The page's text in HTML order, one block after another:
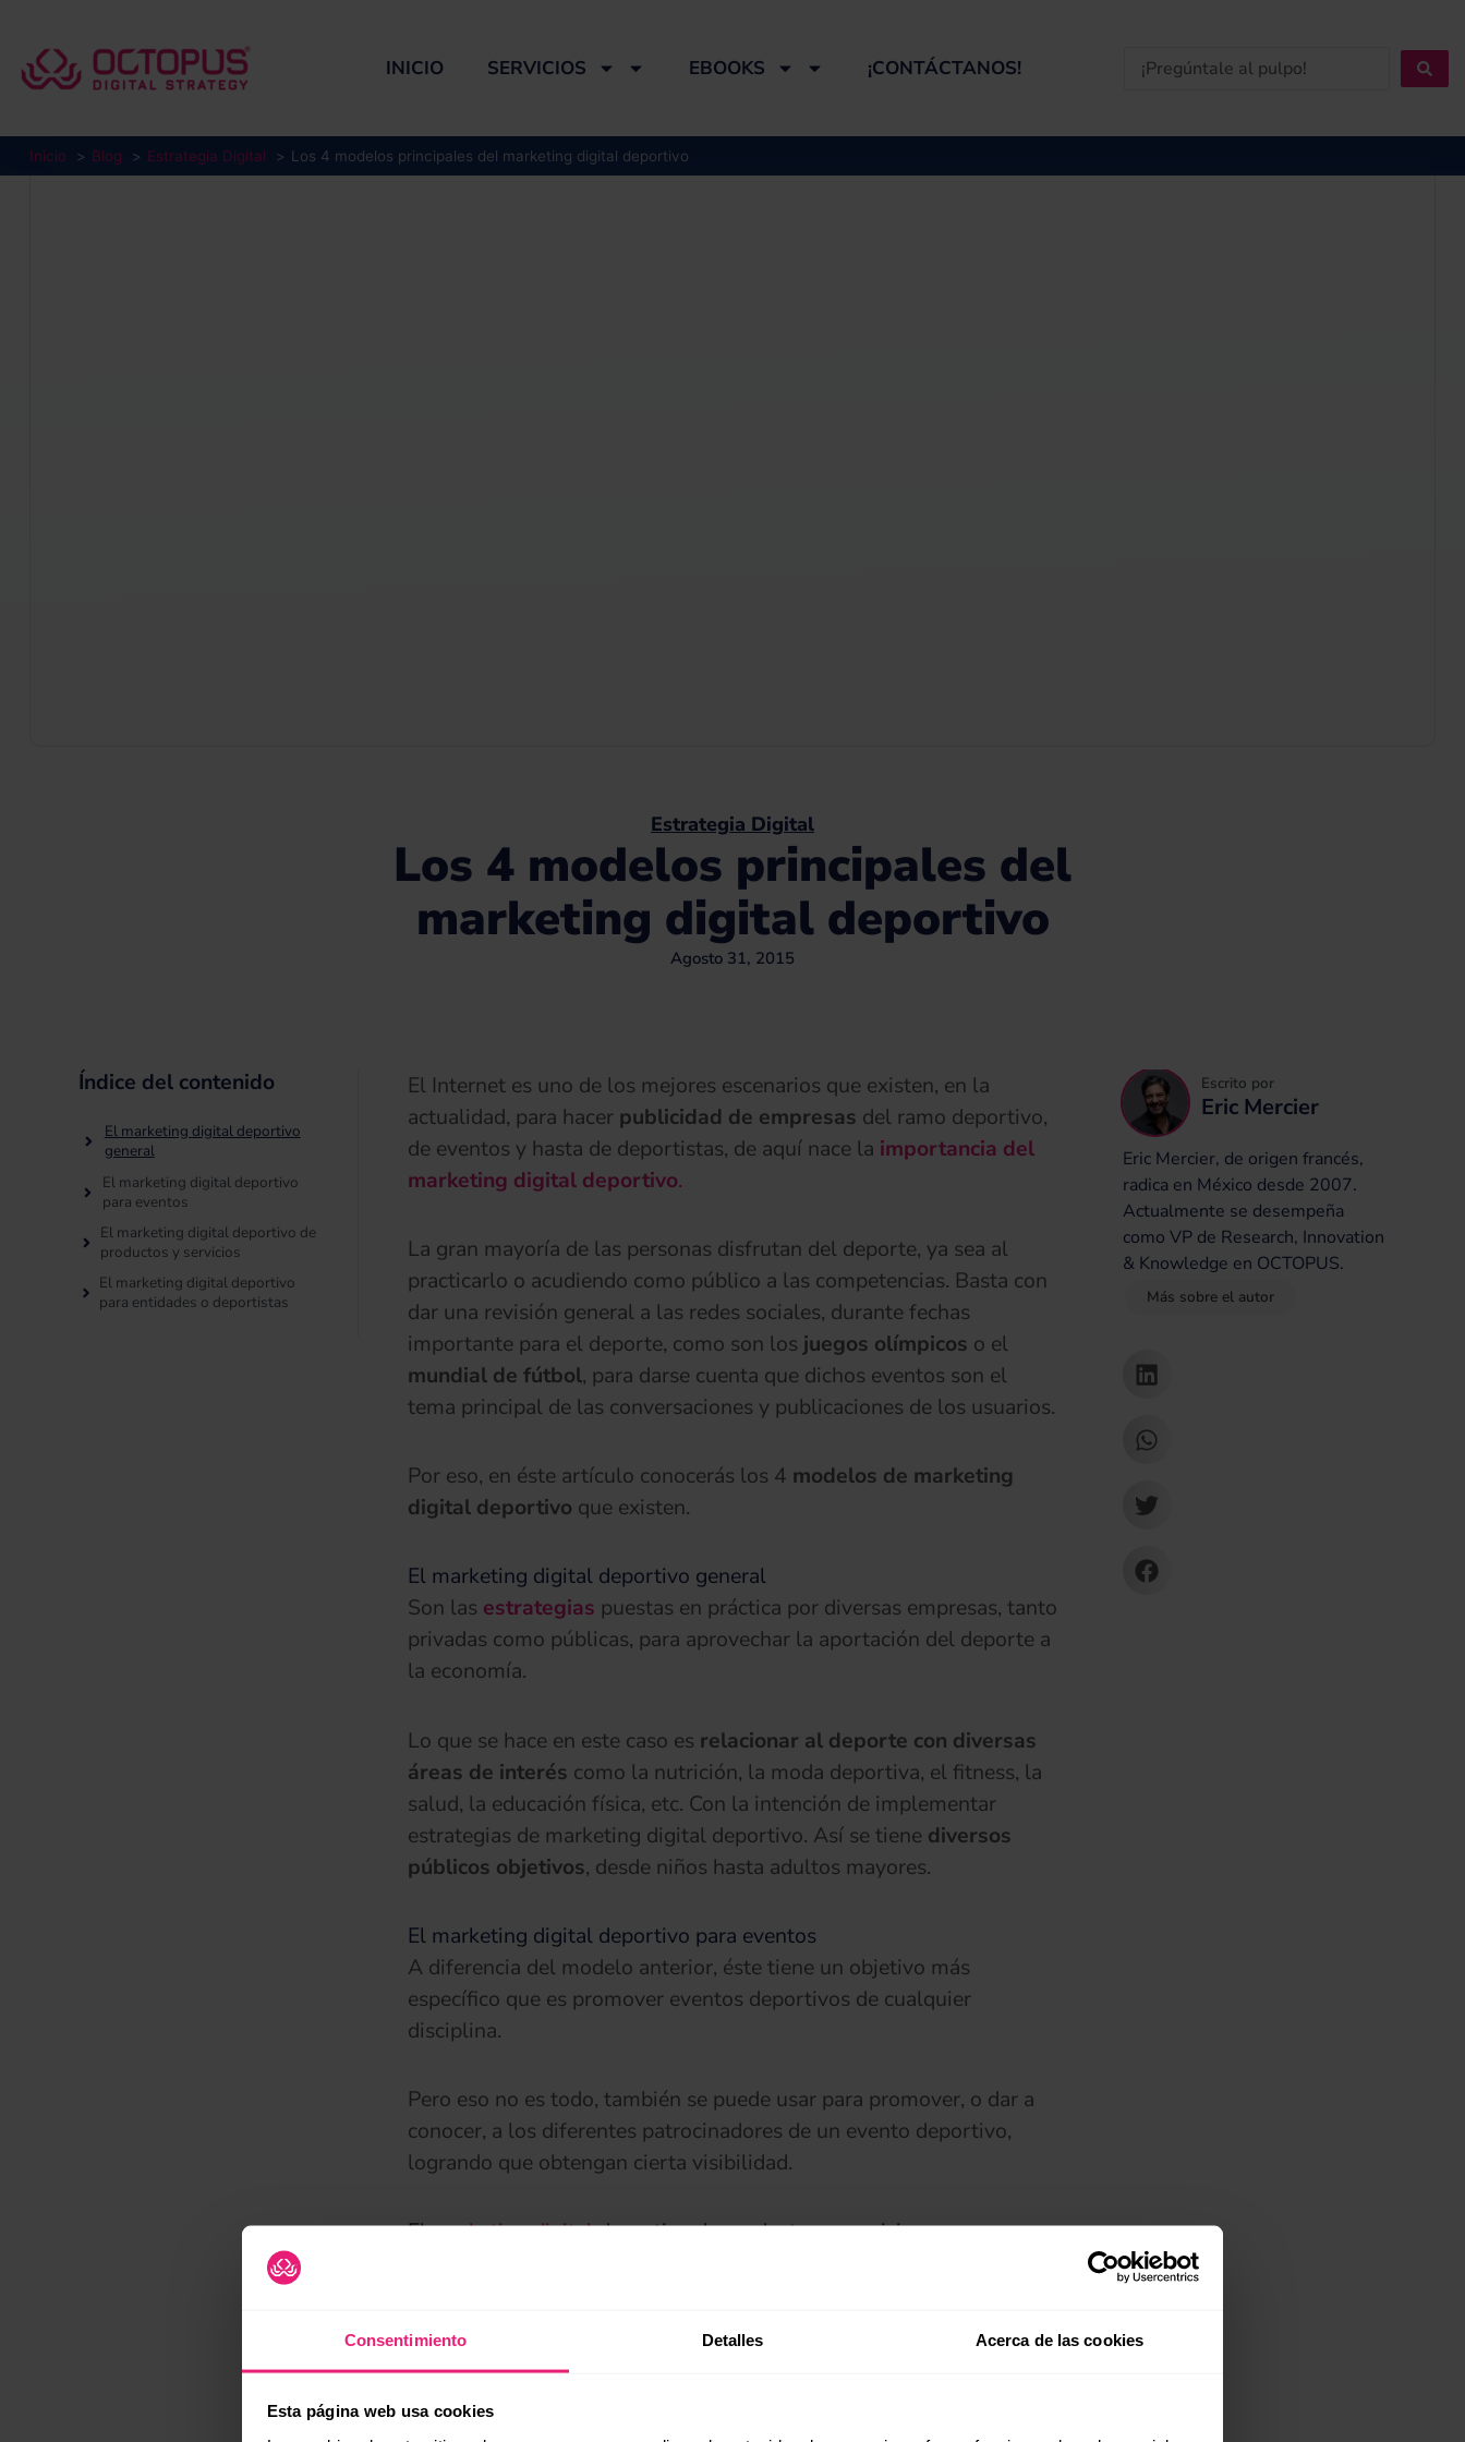
(se abre en una pestaña nueva)
Consentimiento Detalles Acerca de las cookies
Esta página web usa cookies
contenido
INICIO SERVICIOS EBOOKS ¡CONTÁCTANOS!
Search
Inicio Blog Estrategia Digital Los 4 modelos principales del marketing digital deportivo
Estrategia Digital
Los 4 modelos principales del
marketing digital deportivo
Agosto 31, 2015
Índice del contenido
El marketing digital deportivo
general
El marketing digital deportivo
para eventos
El marketing digital deportivo de
productos y servicios
El marketing digital deportivo
para entidades o deportistas
El Internet es uno de los mejores escenarios que existen, en la
actualidad, para hacer publicidad de empresas del ramo deportivo,
de eventos y hasta de deportistas, de aquí nace la importancia del
marketing digital deportivo.
La gran mayoría de las personas disfrutan del deporte, ya sea al
practicarlo o acudiendo como público a las competencias. Basta con
dar una revisión general a las redes sociales, durante fechas
importante para el deporte, como son los juegos olímpicos o el
mundial de fútbol, para darse cuenta que dichos eventos son el
tema principal de las conversaciones y publicaciones de los usuarios.
Por eso, en éste artículo conocerás los 4 modelos de marketing
digital deportivo que existen.
El marketing digital deportivo general
Son las estrategias puestas en práctica por diversas empresas, tanto
privadas como públicas, para aprovechar la aportación del deporte a
la economía.
Lo que se hace en este caso es relacionar al deporte con diversas
áreas de interés como la nutrición, la moda deportiva, el fitness, la
salud, la educación física, etc. Con la intención de implementar
estrategias de marketing digital deportivo. Así se tiene diversos
públicos objetivos, desde niños hasta adultos mayores.
El marketing digital deportivo para eventos
A diferencia del modelo anterior, éste tiene un objetivo más
específico que es promover eventos deportivos de cualquier
disciplina.
Pero eso no es todo, también se puede usar para promover, o dar a
conocer, a los diferentes patrocinadores de un evento deportivo,
logrando que obtengan cierta visibilidad.
Elmarketing digitaldeportivo de productos y servicios
Para la puesta en práctica de este modelo, suele aprovecharse la
Escrito por
Eric Mercier
Eric Mercier, de origen francés,
radica en México desde 2007.
Actualmente se desempeña
como VP de Research, Innovation
& Knowledge en OCTOPUS.
Más sobre el autor